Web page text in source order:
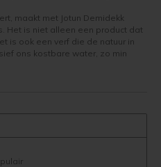
grijs
Ultimate
maakt met Jotun Demidekk
Het is niet alleen een product dat
is ook een verf die de natuur in
ons kostbare water, zo min